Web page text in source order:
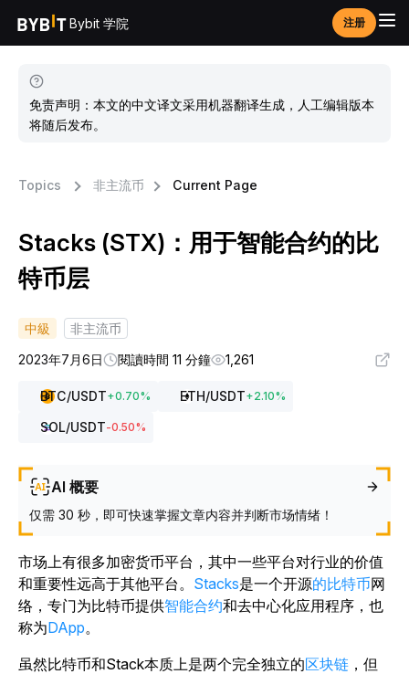
Bybit 学院 注册
免责声明：本文的中文译文采用机器翻译生成，人工编辑版本
将随后发布。
Topics 非主流币 Current Page
Stacks (STX)：用于智能合约的比
特币层
中級
非主流币
2023年7月6日
閱讀時間 11 分鐘 1,261
BTC/USDT+0.70% ETH/USDT+2.10%
SOL/USDT-0.50%
AI 概要
仅需 30 秒，即可快速掌握文章内容并判断市场情绪！
市场上有很多加密货币平台，其中一些平台对行业的价值
和重要性远高于其他平台。 Stacks是一个开源的比特币网
络，专门为比特币提供智能合约和去中心化应用程序，也
称为DApp。
虽然比特币和Stack本质上是两个完全独立的区块链 ，但